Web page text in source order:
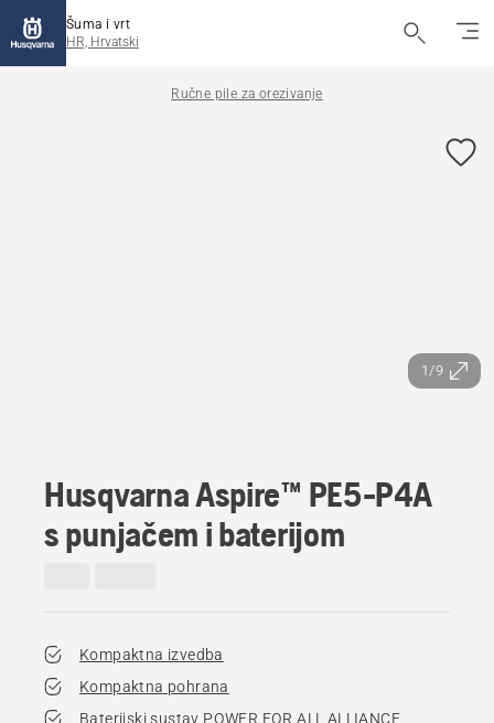
Šuma i vrt
HR, Hrvatski
Ručne pile za orezivanje
1/9
Husqvarna Aspire™ PE5-P4A
s punjačem i baterijom
Kompaktna izvedba
Kompaktna pohrana
Baterijski sustav POWER FOR ALL ALLIANCE